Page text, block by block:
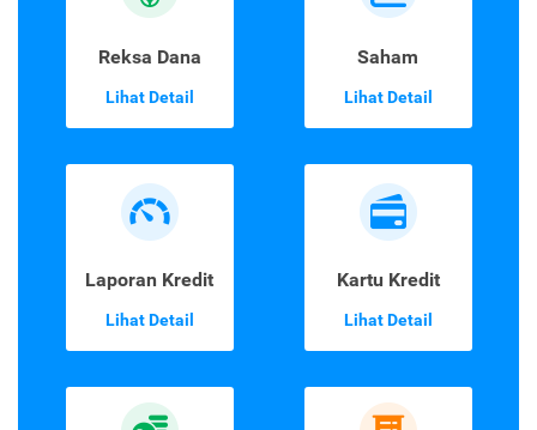
Reksa Dana
Lihat Detail
Saham
Lihat Detail
Laporan Kredit
Lihat Detail
Kartu Kredit
Lihat Detail